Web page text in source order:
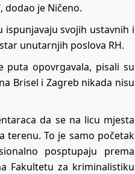
dodao je Ničeno.
ispunjavaju svojih ustavnih i
unutarnjih poslova RH.
puta opovrgavala, pisali su
Brisel i Zagreb nikada nisu
da se na licu mjesta
terenu. To je samo početak
posptupaju prema
Fakultetu za kriminalistiku